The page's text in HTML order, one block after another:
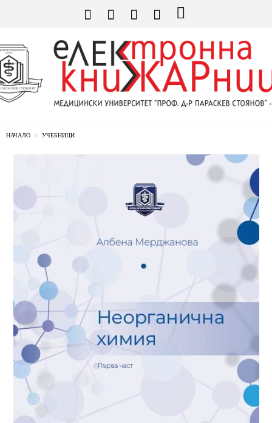
НАЧАЛО УЧЕБНИЦИ